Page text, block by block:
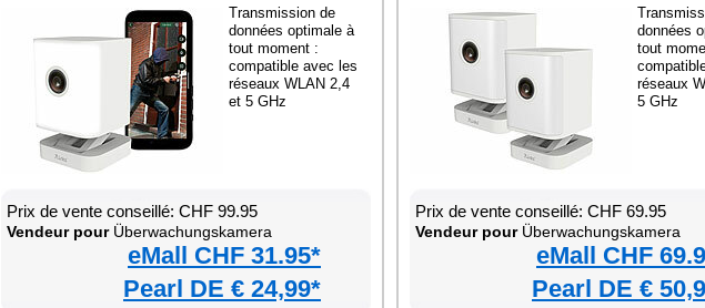
Transmission de
données optimale à
tout moment :
compatible avec les
réseaux WLAN 2,4
et 5 GHz
Prix de vente conseillé: CHF 99.95
Vendeur pourÜberwachungskamera
eMall CHF 31.95*
Pearl DE € 24,99*
données
tout
réseaux
5 GHz
Prix de vente conseillé: CHF 69.95
Vendeur pourÜberwachungskamera
eMall CHF
Pearl DE €